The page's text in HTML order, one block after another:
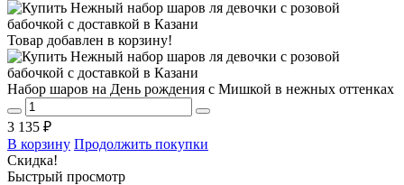
Товар добавлен в корзину!
Набор шаров на День рождения с Мишкой в нежных оттенках
3 135 ₽
В корзину Продолжить покупки
Скидка!
Быстрый просмотр